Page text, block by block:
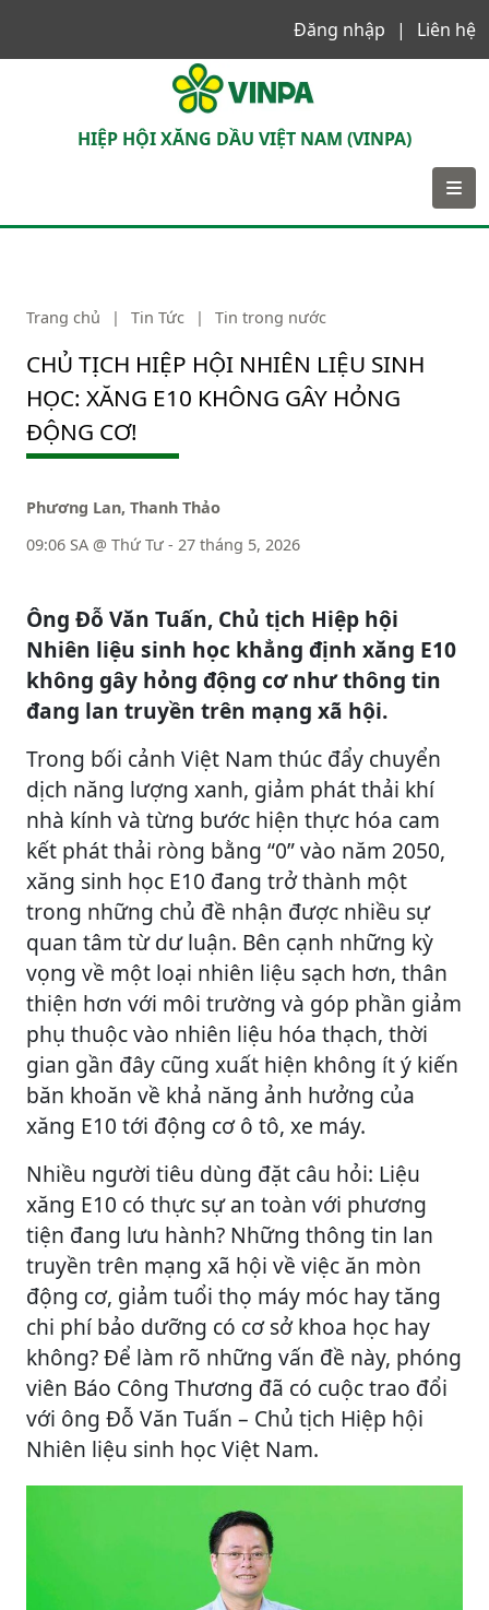
Đăng nhập
Liên hệ
HIỆP HỘI XĂNG DẦU VIỆT NAM (VINPA)
Trang chủ | Tin Tức | Tin trong nước
CHỦ TỊCH HIỆP HỘI NHIÊN LIỆU SINH
HỌC: XĂNG E10 KHÔNG GÂY HỎNG
ĐỘNG CƠ!
Phương Lan, Thanh Thảo
09:06 SA @ Thứ Tư - 27 tháng 5, 2026
Ông Đỗ Văn Tuấn, Chủ tịch Hiệp hội
Nhiên liệu sinh học khẳng định xăng E10
không gây hỏng động cơ như thông tin
đang lan truyền trên mạng xã hội.
Trong bối cảnh Việt Nam thúc đẩy chuyển
dịch năng lượng xanh, giảm phát thải khí
nhà kính và từng bước hiện thực hóa cam
kết phát thải ròng bằng “0” vào năm 2050,
xăng sinh học E10 đang trở thành một
trong những chủ đề nhận được nhiều sự
quan tâm từ dư luận. Bên cạnh những kỳ
vọng về một loại nhiên liệu sạch hơn, thân
thiện hơn với môi trường và góp phần giảm
phụ thuộc vào nhiên liệu hóa thạch, thời
gian gần đây cũng xuất hiện không ít ý kiến
băn khoăn về khả năng ảnh hưởng của
xăng E10 tới động cơ ô tô, xe máy.
Nhiều người tiêu dùng đặt câu hỏi: Liệu
xăng E10 có thực sự an toàn với phương
tiện đang lưu hành? Những thông tin lan
truyền trên mạng xã hội về việc ăn mòn
động cơ, giảm tuổi thọ máy móc hay tăng
chi phí bảo dưỡng có cơ sở khoa học hay
không? Để làm rõ những vấn đề này, phóng
viên Báo Công Thương đã có cuộc trao đổi
với ông Đỗ Văn Tuấn – Chủ tịch Hiệp hội
Nhiên liệu sinh học Việt Nam.